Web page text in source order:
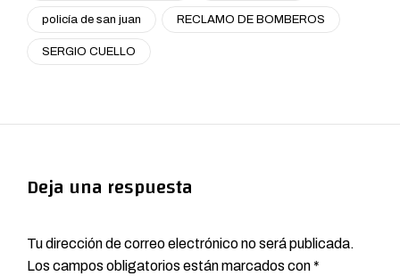
policía de san juan RECLAMO DE BOMBEROS
SERGIO CUELLO
Deja una respuesta
Tu dirección de correo electrónico no será publicada.
Los campos obligatorios están marcados con*